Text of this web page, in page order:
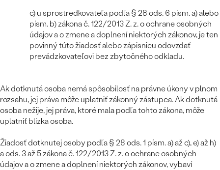
Bestsellery
OBJAVIŤ
c) u sprostredkovateľa podľa § 28 ods. 6 písm. a) alebo
písm. b) zákona č. 122/2013 Z. z. o ochrane osobných
údajov a o zmene a doplnení niektorých zákonov, je ten
povinný túto žiadosť alebo zápisnicu odovzdať
prevádzkovateľovi bez zbytočného odkladu.
Ak dotknutá osoba nemá spôsobilosť na právne úkony v plnom
rozsahu, jej práva môže uplatniť zákonný zástupca. Ak dotknutá
osoba nežije, jej práva, ktoré mala podľa tohto zákona, môže
uplatniť blízka osoba.
Žiadosť dotknutej osoby podľa § 28 ods. 1 písm. a) až c), e) až h)
a ods. 3 až 5 zákona č. 122/2013 Z. z. o ochrane osobných
údajov a o zmene a doplnení niektorých zákonov, vybaví